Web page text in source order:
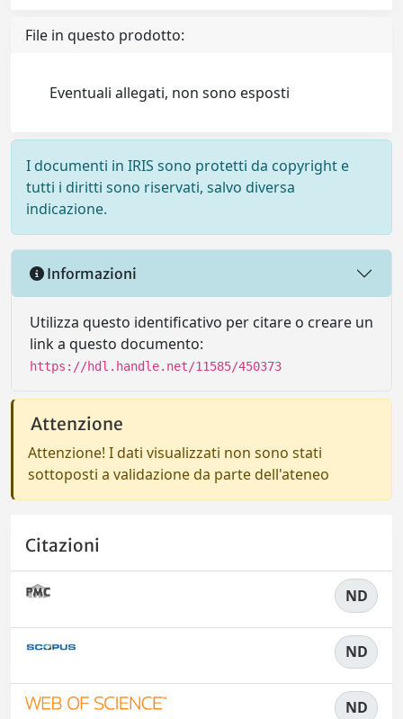
File in questo prodotto:
Eventuali allegati, non sono esposti
I documenti in IRIS sono protetti da copyright e
tutti i diritti sono riservati, salvo diversa
indicazione.
Informazioni
Utilizza questo identificativo per citare o creare un
link a questo documento:
https://hdl.handle.net/11585/450373
Attenzione
Attenzione! I dati visualizzati non sono stati
sottoposti a validazione da parte dell'ateneo
Citazioni
ND
ND
ND